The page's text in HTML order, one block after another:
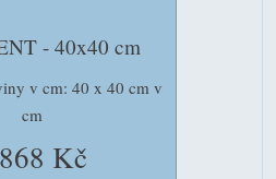
- 40x40 cm
v cm: 40 x 40 cm v
cm
Kč